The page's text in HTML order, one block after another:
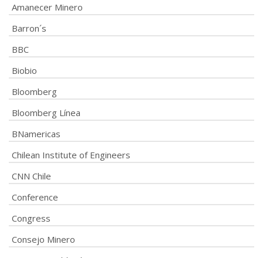
Amanecer Minero
Barron´s
BBC
Biobio
Bloomberg
Bloomberg Línea
BNamericas
Chilean Institute of Engineers
CNN Chile
Conference
Congress
Consejo Minero